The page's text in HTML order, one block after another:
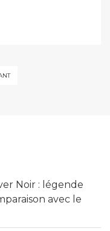
Noir : légende
avec le